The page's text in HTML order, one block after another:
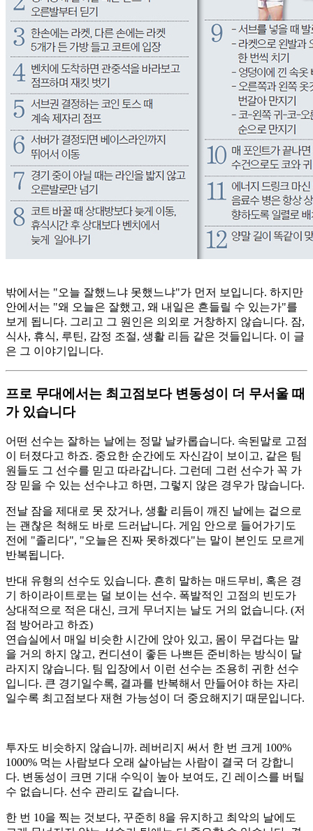
밖에서는 "오늘 잘했느냐 못했느냐"가 먼저 보입니다. 하지만
안에서는 "왜 오늘은 잘했고, 왜 내일은 흔들릴 수 있는가"를
보게 됩니다. 그리고 그 원인은 의외로 거창하지 않습니다. 잠,
식사, 휴식, 루틴, 감정 조절, 생활 리듬 같은 것들입니다. 이 글
은 그 이야기입니다.
프로 무대에서는 최고점보다 변동성이 더 무서울 때
가 있습니다
어떤 선수는 잘하는 날에는 정말 날카롭습니다. 속된말로 고점
이 터졌다고 하죠. 중요한 순간에도 자신감이 보이고, 같은 팀
원들도 그 선수를 믿고 따라갑니다. 그런데 그런 선수가 꼭 가
장 믿을 수 있는 선수냐고 하면, 그렇지 않은 경우가 많습니다.
전날 잠을 제대로 못 잤거나, 생활 리듬이 깨진 날에는 겉으로
는 괜찮은 척해도 바로 드러납니다. 게임 안으로 들어가기도
전에 "졸리다", "오늘은 진짜 못하겠다"는 말이 본인도 모르게
반복됩니다.
반대 유형의 선수도 있습니다. 흔히 말하는 매드무비, 혹은 경
기 하이라이트로는 덜 보이는 선수. 폭발적인 고점의 빈도가
상대적으로 적은 대신, 크게 무너지는 날도 거의 없습니다. (저
점 방어라고 하죠)
연습실에서 매일 비슷한 시간에 앉아 있고, 몸이 무겁다는 말
을 거의 하지 않고, 컨디션이 좋든 나쁘든 준비하는 방식이 달
라지지 않습니다. 팀 입장에서 이런 선수는 조용히 귀한 선수
입니다. 큰 경기일수록, 결과를 반복해서 만들어야 하는 자리
일수록 최고점보다 재현 가능성이 더 중요해지기 때문입니다.
투자도 비슷하지 않습니까. 레버리지 써서 한 번 크게 100%
1000% 먹는 사람보다 오래 살아남는 사람이 결국 더 강합니
다. 변동성이 크면 기대 수익이 높아 보여도, 긴 레이스를 버틸
수 없습니다. 선수 관리도 같습니다.
한 번 10을 찍는 것보다, 꾸준히 8을 유지하고 최악의 날에도